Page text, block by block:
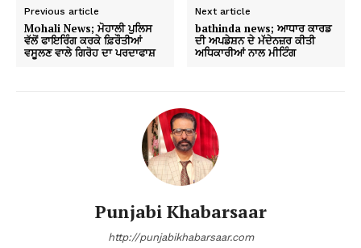
Previous article
Mohali News; ਮੋਹਾਲੀ ਪੁਲਿਸ
ਵੱਲੋਂ ਫਾਇਰਿੰਗ ਕਰਕੇ ਫ਼ਿਰੌਤੀਆਂ
ਵਸੂਲਣ ਵਾਲੇ ਗਿਰੋਹ ਦਾ ਪਰਦਾਫਾਸ਼
Next article
bathinda news; ਆਧਾਰ ਕਾਰਡ
ਦੀ ਅਪਡੇਸ਼ਨ ਦੇ ਮੱਦੇਨਜ਼ਰ ਕੀਤੀ
ਅਧਿਕਾਰੀਆਂ ਨਾਲ ਮੀਟਿੰਗ
Punjabi Khabarsaar
http://punjabikhabarsaar.com